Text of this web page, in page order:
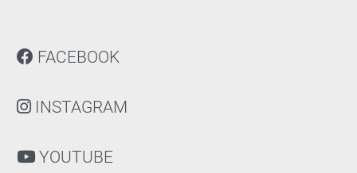
FACEBOOK
INSTAGRAM
YOUTUBE